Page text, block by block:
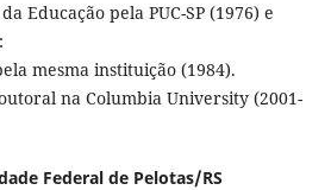
Educação pela PUC-SP (1976) e
mesma instituição (1984).
na Columbia University (2001-
Federal de Pelotas/RS